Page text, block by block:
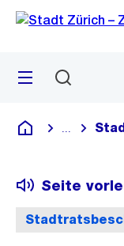
Sprunglink
Menü
Deutsch
Blende
Seite